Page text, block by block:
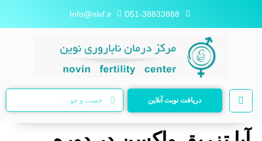
051-38833888
Info@nivf.ir
دریافت نوبت آنلاین